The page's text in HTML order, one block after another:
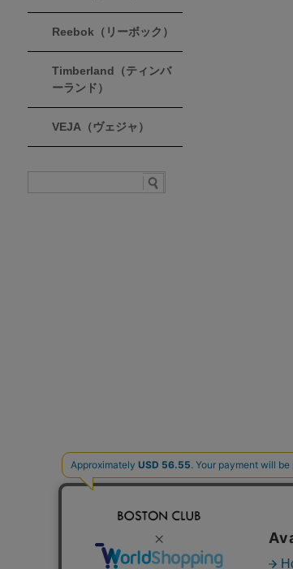
Reebok（リーボック）
Timberland（ティンバ
ーランド）
VEJA（ヴェジャ）